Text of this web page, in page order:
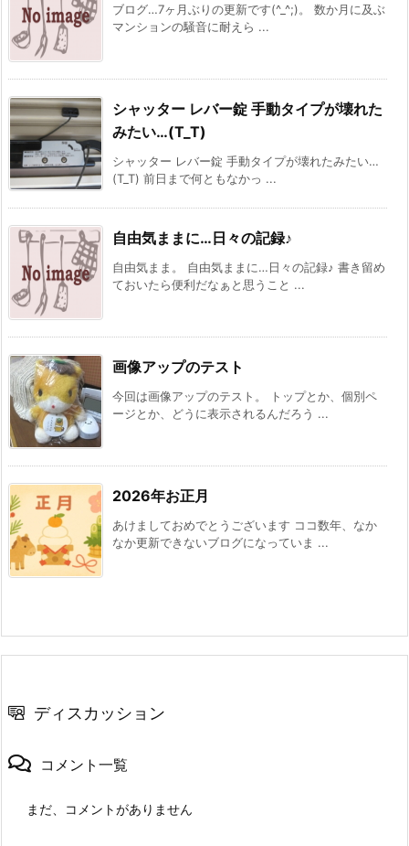
ブログ…7ヶ月ぶりの更新です(^_^;)。 数か月に及ぶ
マンションの騒音に耐えら ...
シャッター レバー錠 手動タイプが壊れた
みたい…(T_T)
シャッター レバー錠 手動タイプが壊れたみたい…
(T_T) 前日まで何ともなかっ ...
自由気ままに…日々の記録♪
自由気まま。 自由気ままに…日々の記録♪ 書き留め
ておいたら便利だなぁと思うこと ...
画像アップのテスト
今回は画像アップのテスト。 トップとか、個別ペ
ージとか、どうに表示されるんだろう ...
2026年お正月
あけましておめでとうございます ココ数年、なか
なか更新できないブログになっていま ...
ディスカッション
コメント一覧
まだ、コメントがありません